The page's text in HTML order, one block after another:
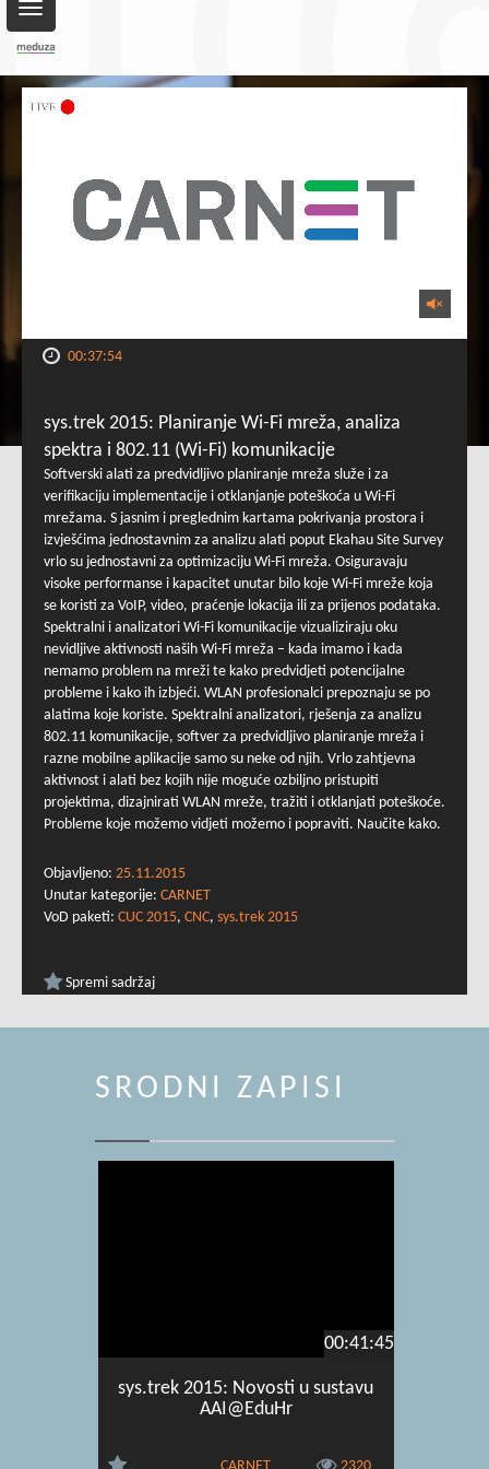
Toggle
navigation
00:37:54
sys.trek 2015: Planiranje Wi-Fi mreža, analiza
spektra i 802.11 (Wi-Fi) komunikacije
Softverski alati za predvidljivo planiranje mreža služe i za
verifikaciju implementacije i otklanjanje poteškoća u Wi-Fi
mrežama. S jasnim i preglednim kartama pokrivanja prostora i
izvješćima jednostavnim za analizu alati poput Ekahau Site Survey
vrlo su jednostavni za optimizaciju Wi-Fi mreža. Osiguravaju
visoke performanse i kapacitet unutar bilo koje Wi-Fi mreže koja
se koristi za VoIP, video, praćenje lokacija ili za prijenos podataka.
Spektralni i analizatori Wi-Fi komunikacije vizualiziraju oku
nevidljive aktivnosti naših Wi-Fi mreža – kada imamo i kada
nemamo problem na mreži te kako predvidjeti potencijalne
probleme i kako ih izbjeći. WLAN profesionalci prepoznaju se po
alatima koje koriste. Spektralni analizatori, rješenja za analizu
802.11 komunikacije, softver za predvidljivo planiranje mreža i
razne mobilne aplikacije samo su neke od njih. Vrlo zahtjevna
aktivnost i alati bez kojih nije moguće ozbiljno pristupiti
projektima, dizajnirati WLAN mreže, tražiti i otklanjati poteškoće.
Probleme koje možemo vidjeti možemo i popraviti. Naučite kako.
Objavljeno: 25.11.2015
Unutar kategorije: CARNET
VoD paketi: CUC 2015, CNC, sys.trek 2015
Spremi sadržaj
SRODNI ZAPISI
00:41:45
sys.trek 2015: Novosti u sustavu
AAI@EduHr